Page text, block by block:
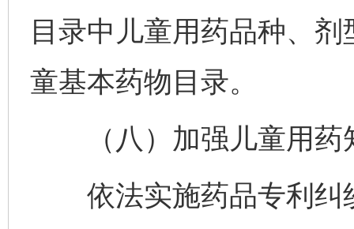
目录中儿童用药品种、
童基本药物目录。
（八）加强儿童用药
依法实施药品专利纠